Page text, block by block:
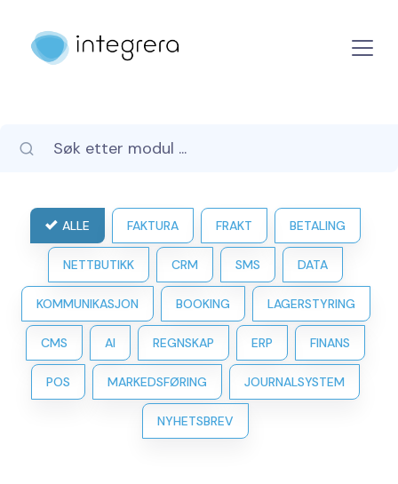
ALLE FAKTURA FRAKT BETALING
NETTBUTIKK CRM SMS DATA
KOMMUNIKASJON BOOKING LAGERSTYRING
CMS AI REGNSKAP ERP FINANS
POS MARKEDSFØRING JOURNALSYSTEM
NYHETSBREV